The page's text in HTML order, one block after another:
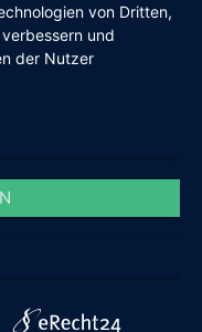
von Dritten,
und
der Nutzer